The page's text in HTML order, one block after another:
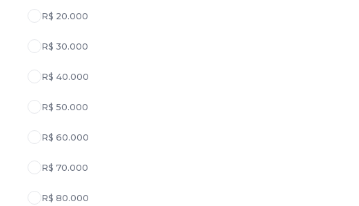
R$ 20.000
R$ 30.000
R$ 40.000
R$ 50.000
R$ 60.000
R$ 70.000
R$ 80.000